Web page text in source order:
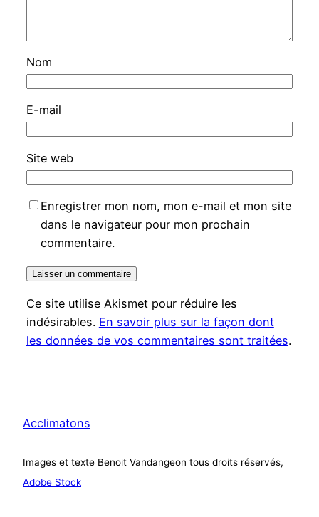
Nom
E-mail
Site web
Enregistrer mon nom, mon e-mail et mon site
dans le navigateur pour mon prochain
commentaire.
Ce site utilise Akismet pour réduire les
indésirables. En savoir plus sur la façon dont
les données de vos commentaires sont traitées.
Acclimatons
Images et texte Benoit Vandangeon tous droits réservés,
Adobe Stock